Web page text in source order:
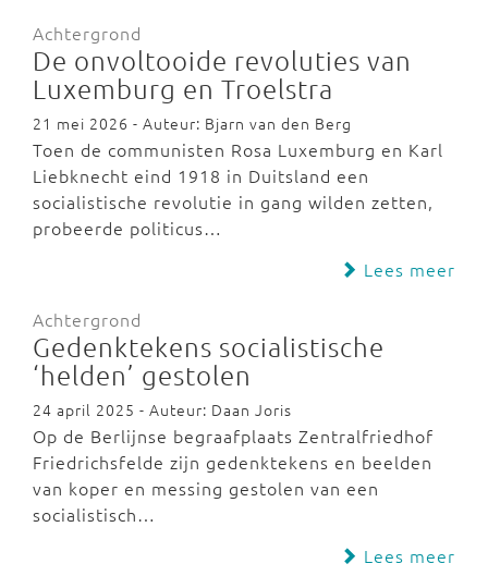
Achtergrond
De onvoltooide revoluties van
Luxemburg en Troelstra
21 mei 2026 - Auteur: Bjarn van den Berg
Toen de communisten Rosa Luxemburg en Karl
Liebknecht eind 1918 in Duitsland een
socialistische revolutie in gang wilden zetten,
probeerde politicus…
Lees meer
Achtergrond
Gedenktekens socialistische
‘helden’ gestolen
24 april 2025 - Auteur: Daan Joris
Op de Berlijnse begraafplaats Zentralfriedhof
Friedrichsfelde zijn gedenktekens en beelden
van koper en messing gestolen van een
socialistisch…
Lees meer